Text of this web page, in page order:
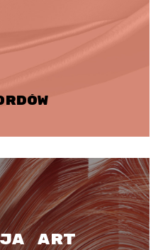
Art